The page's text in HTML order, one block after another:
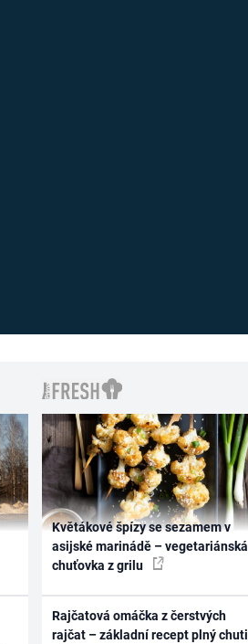
Květákové špízy se sezamem v
asijské marinádě – vegetariánská
chuťovka z grilu
Rajčatová omáčka z čerstvých
rajčat – základní recept plný chuti